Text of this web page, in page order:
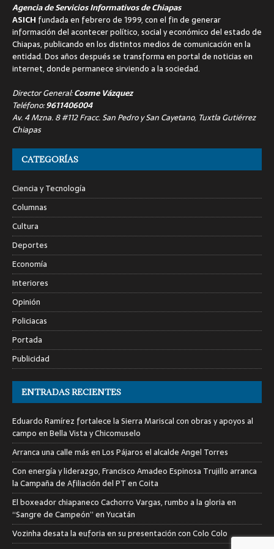
Agencia de Servicios Informativos de Chiapas
ASICH fundada en febrero de 1999, con el fin de generar
información del acontecer político, social y económico del estado de
Chiapas, publicando en los distintos medios de comunicación en la
entidad. Dos años después se transforma en portal de noticias en
internet, donde permanece sirviendo a la sociedad.
Director General:Cosme Vázquez
Teléfono:9611406004
Av. 4 Mzna. 8 #112 Fracc. San Pedro y San Cayetano, Tuxtla Gutiérrez
Chiapas
CATEGORÍAS
Ciencia y Tecnología
Columnas
Cultura
Deportes
Economía
Interiores
Opinión
Policiacas
Portada
Publicidad
ENTRADAS RECIENTES
Eduardo Ramírez fortalece la Sierra Mariscal con obras y apoyos al
campo en Bella Vista y Chicomuselo
Arranca una calle más en Los Pájaros el alcalde Angel Torres
Con energía y liderazgo, Francisco Amadeo Espinosa Trujillo arranca
la Campaña de Afiliación del PT en Coita
El boxeador chiapaneco Cachorro Vargas, rumbo a la gloria en
“Sangre de Campeón” en Yucatán
Vozinha desata la euforia en su presentación con Colo Colo